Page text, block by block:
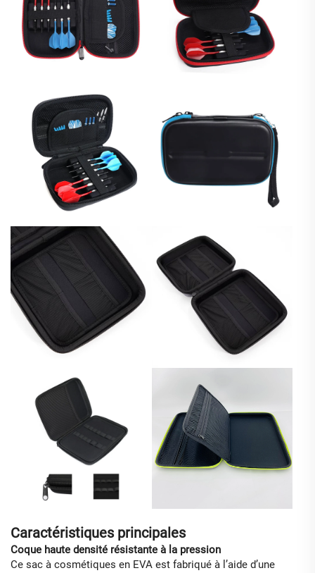
Caractéristiques principales
Coque haute densité résistante à la pression
Ce sac à cosmétiques en EVA est fabriqué à l’aide d’une